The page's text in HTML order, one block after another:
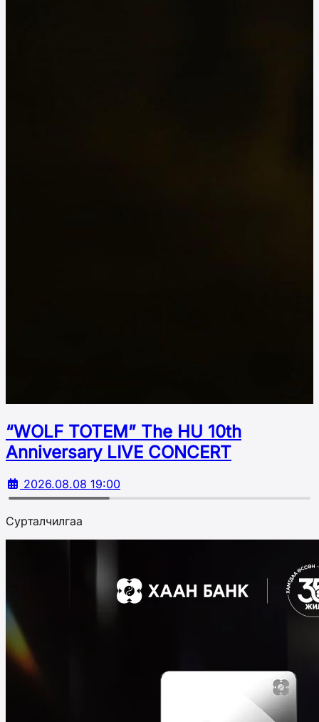
“WOLF TOTEM” The HU 10th
Аnniversary LIVE CONCERT
2026.08.08 19:00
Сурталчилгаа